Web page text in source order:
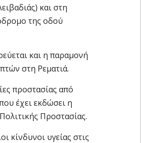
και στη
της οδού
και η παραμονή
στη Ρεματιά.
προστασίας από
έχει εκδώσει η
Προστασίας.
κίνδυνοι υγείας στις